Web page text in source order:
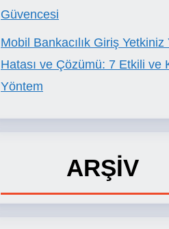
Güvencesi
Mobil Bankacılık Giriş Yetkiniz
Hatası ve Çözümü: 7 Etkili ve
Yöntem
ARŞİV